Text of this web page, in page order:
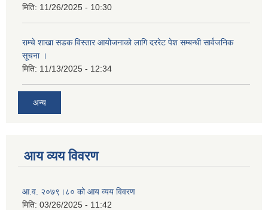
मिति: 11/26/2025 - 10:30
राम्चे शाखा सडक विस्तार आयोजनाको लागि दररेट पेश सम्बन्धी सार्वजनिक
सूचना ।
मिति: 11/13/2025 - 12:34
अन्य
आय व्यय विवरण
आ.व. २०७९।८० को आय व्यय विवरण
मिति: 03/26/2025 - 11:42